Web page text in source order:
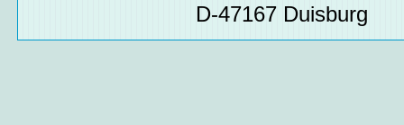
D-47167 Duisburg